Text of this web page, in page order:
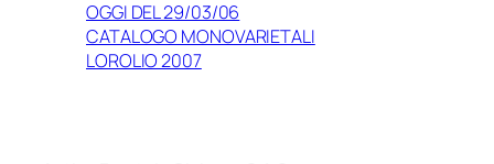
OGGI DEL 29/03/06
CATALOGO MONOVARIETALI
LOROLIO 2007